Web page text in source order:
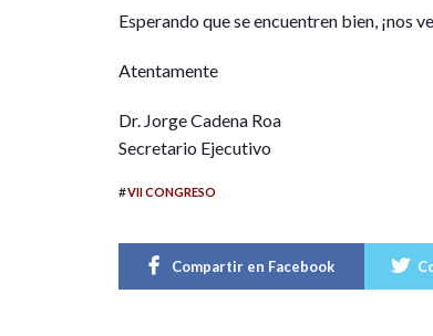
Esperando que se encuentren bien, ¡nos
Atentamente
Dr. Jorge Cadena Roa
Secretario Ejecutivo
#VII CONGRESO
Compartir en Facebook